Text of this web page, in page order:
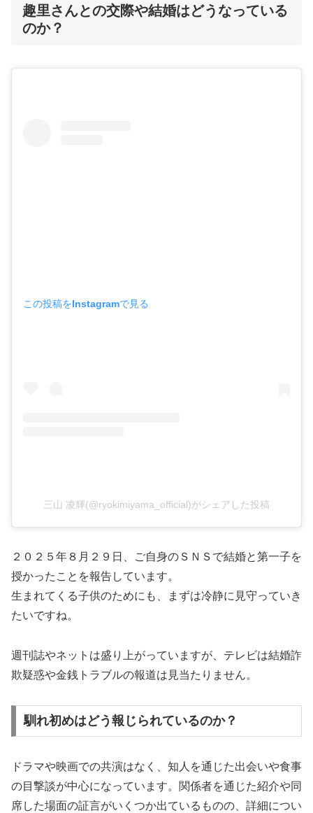
趣里さんとの交際や結婚はどうなっている
のか？
この投稿をInstagramで見る
三山 凌輝(@ryokimiyama_official)がシェアした投稿
２０２５年８月２９日、ご自身のＳＮＳで結婚と第一子を
授かったことを報告しています。
生まれてくる子供のためにも、まずは冷静に見守っていき
たいですね。
週刊誌やネットは盛り上がっていますが、テレビは結婚詐
欺疑惑や金銭トラブルの報道は見当たりません。
馴れ初めはどう報じられているのか？
ドラマや映画での共演はなく、知人を通じた出会いや食事
の目撃談が中心になっています。関係者を通じた紹介や同
席した場面の証言がいくつか出ているものの、詳細につい